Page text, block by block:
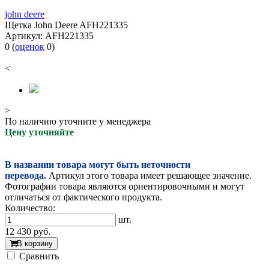
john deere
Щетка John Deere AFH221335
Артикул: AFH221335
0 (оценок 0)
<
>
По наличию уточните у менеджера
Цену уточняйте
В названии товара могут быть неточности
перевода. Артикул этого товара имеет решающее значение.
Фотографии товара являются ориентировочными и могут
отличаться от фактического продукта.
Количество:
шт.
12 430 руб.
В корзину
Cравнить